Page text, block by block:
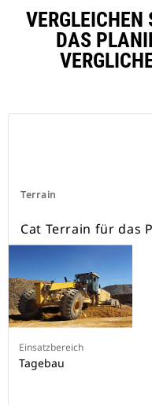
VERGLEICHEN
DAS
Terrain
Cat Terrain für das
Einsatzbereich
Tagebau